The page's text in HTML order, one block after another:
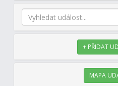
+ PŘIDAT
MAPA